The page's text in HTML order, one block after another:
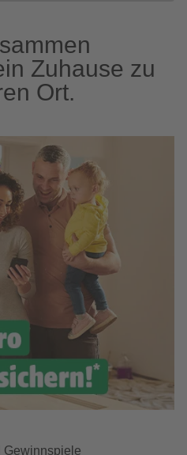
Zuhause zu
Ort.
Gewinnspiele